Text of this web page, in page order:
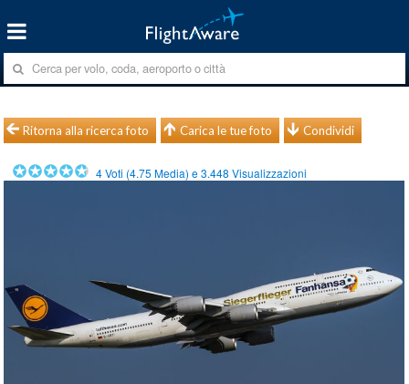
Ritorna alla ricerca foto Carica le tue foto Condividi
4Voti (4.75 Media) e3.448 Visualizzazioni